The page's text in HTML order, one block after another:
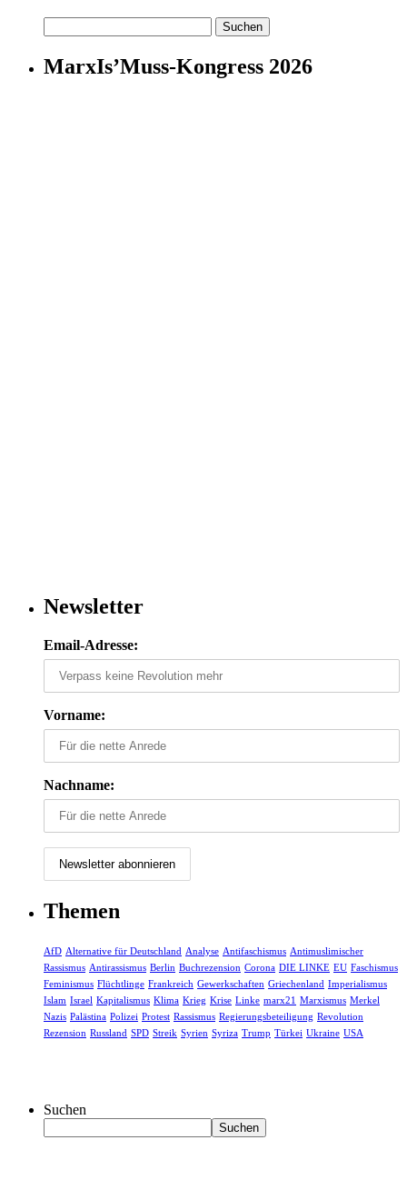
nach:
MarxIs’Muss-Kongress 2026
Newsletter
Email-Adresse:
Vorname:
Nachname:
Themen
AfD Alternative für Deutschland Analyse Antifaschismus Antimuslimischer
Rassismus Antirassismus Berlin Buchrezension Corona DIE LINKE EU Faschismus
Feminismus Flüchtlinge Frankreich Gewerkschaften Griechenland Imperialismus
Islam Israel Kapitalismus Klima Krieg Krise Linke marx21 Marxismus Merkel
Nazis Palästina Polizei Protest Rassismus Regierungsbeteiligung Revolution
Rezension Russland SPD Streik Syrien Syriza Trump Türkei Ukraine USA
Suchen
Suchen